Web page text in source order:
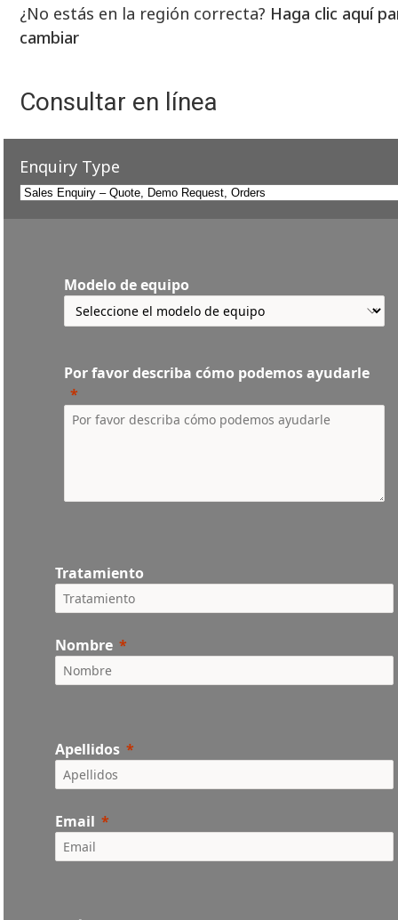
¿No estás en la región correcta? Haga clic aquí
cambiar
Consultar en línea
Enquiry Type
Modelo de equipo
Por favor describa cómo podemos ayudarle
Tratamiento
Nombre
Apellidos
Email